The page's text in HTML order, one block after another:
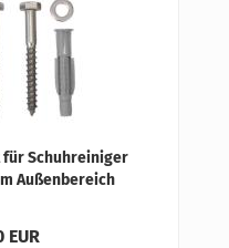
Schuh­rei­ni­ger
Au­ßen­be­reich
EUR